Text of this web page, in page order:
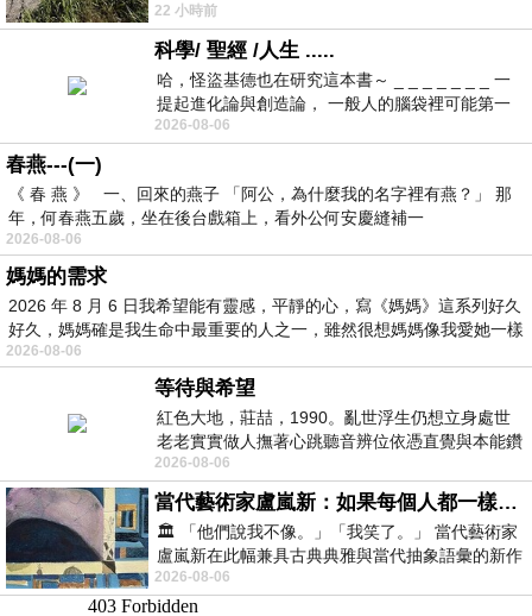
不同樣貌的家庭！ 《女大
22 小時前
科學/ 聖經 /人生 .....
哈，怪盜基德也在研究這本書～ _ _ _ _ _ _ _ 一
提起進化論與創造論， 一般人的腦袋裡可能第一
時間就有「 進化論很科
2026-08-06
春燕---(一)
《 春 燕 》 一、回來的燕子 「阿公，為什麼我的名字裡有燕？」 那
年，何春燕五歲，坐在後台戲箱上，看外公何安慶縫補一
2026-08-06
媽媽的需求
2026 年 8 月 6 日我希望能有靈感，平靜的心，寫《媽媽》這系列好久
好久，媽媽確是我生命中最重要的人之一，雖然很想媽媽像我愛她一樣
2026-08-06
等待與希望
紅色大地，莊喆，1990。亂世浮生仍想立身處世
老老實實做人撫著心跳聽音辨位依憑直覺與本能鑽
向裂隙的亮處探索另一個心聲另一個共鳴的
2026-08-06
當代藝術家盧嵐新：如果每個人都一樣，這世界該有多無聊？
🏛️ 「他們說我不像。」「我笑了。」 當代藝術家
盧嵐新在此幅兼具古典典雅與當代抽象語彙的新作
中，以沈靜的藍色空間為背景，描繪了
2026-08-06